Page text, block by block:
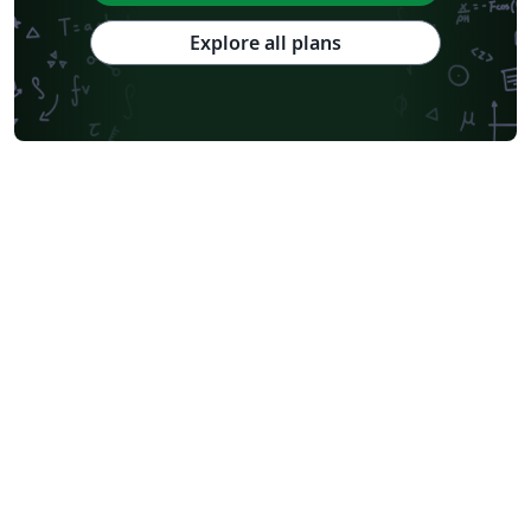
Explore all plans